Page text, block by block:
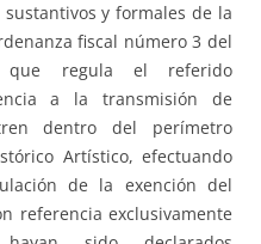
y formales de la
fiscal número 3 del
que regula el referido
a la transmisión de
dentro del perímetro
Artístico, efectuando
de la exención del
referencia exclusivamente